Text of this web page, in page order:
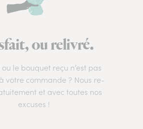
ou relivré.
le bouquet reçu n’est pas
votre commande ? Nous re-
et avec toutes nos
excuses !